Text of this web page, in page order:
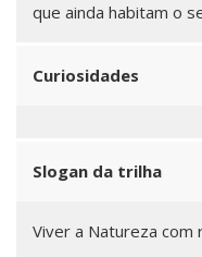
que ainda habitam o
Curiosidades
Slogan da trilha
Viver a Natureza com